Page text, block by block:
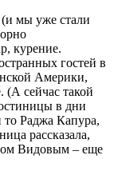
(и мы уже стали
курение.
гостей в
Америки,
(А сейчас такой
в дни
то Раджа Капура,
рассказала,
Видовым – еще